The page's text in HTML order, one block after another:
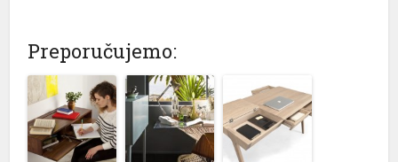
Preporučujemo: